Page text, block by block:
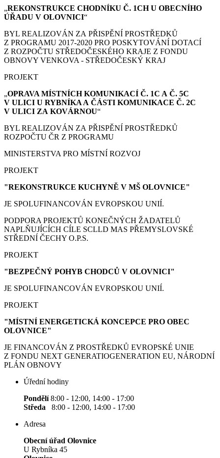
„REKONSTRUKCE CHODNÍKU Č. 1CH U OBECNÍHO
ÚŘADU V OLOVNICI“
BYL REALIZOVÁN ZA PŘISPĚNÍ PROSTŘEDKŮ
Z PROGRAMU 2017-2020 PRO POSKYTOVÁNÍ DOTACÍ
Z ROZPOČTU STŘEDOČESKÉHO KRAJE Z FONDU
OBNOVY VENKOVA - STŘEDOČESKÝ KRAJ
PROJEKT
„OPRAVA MÍSTNÍCH KOMUNIKACÍ Č. 1C A Č. 5C
V ULICI U RYBNÍKA A ČÁSTI KOMUNIKACE Č. 2C
V ULICI ZA KOVÁRNOU“
BYL REALIZOVÁN ZA PŘISPĚNÍ PROSTŘEDKŮ
ROZPOČTU ČR Z PROGRAMU
MINISTERSTVA PRO MÍSTNÍ ROZVOJ
PROJEKT
"REKONSTRUKCE KUCHYNĚ V MŠ OLOVNICE"
JE SPOLUFINANCOVÁN EVROPSKOU UNIÍ.
PODPORA PROJEKTŮ KONEČNÝCH ŽADATELŮ
NAPLŇUJÍCÍCH CÍLE SCLLD MAS PŘEMYSLOVSKÉ
STŘEDNÍ ČECHY O.P.S.
PROJEKT
"BEZPEČNÝ POHYB CHODCŮ V OLOVNICI"
JE SPOLUFINANCOVÁN EVROPSKOU UNIÍ.
PROJEKT
"MÍSTNÍ ENERGETICKÁ KONCEPCE PRO OBEC
OLOVNICE"
JE FINANCOVÁN Z PROSTŘEDKŮ EVROPSKÉ UNIE
Z FONDU NEXT GENERATIOGENERATION EU, NÁRODNÍ
PLÁN OBNOVY
Úřední hodiny
Pondělí8:00 - 12:00, 14:00 - 17:00
Středa 8:00 - 12:00, 14:00 - 17:00
Adresa
Obecní úřad Olovnice
U Rybníka 45